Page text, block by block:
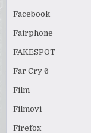
Facebook
Fairphone
FAKESPOT
Far Cry 6
Film
Filmovi
Firefox